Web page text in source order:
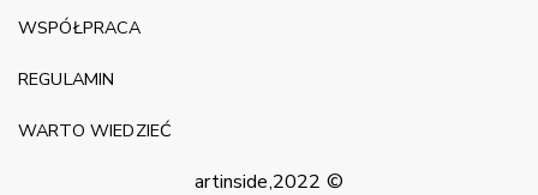
artinside,2022 ©
WSPÓŁPRACA
REGULAMIN
WARTO WIEDZIEĆ